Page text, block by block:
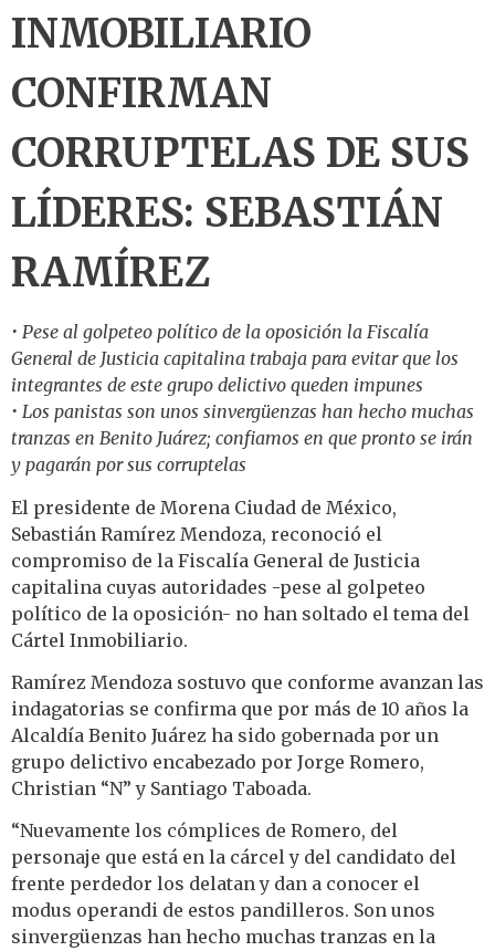
INMOBILIARIO
CONFIRMAN
CORRUPTELAS DE SUS
LÍDERES: SEBASTIÁN
RAMÍREZ
• Pese al golpeteo político de la oposición la Fiscalía
General de Justicia capitalina trabaja para evitar que los
integrantes de este grupo delictivo queden impunes
• Los panistas son unos sinvergüenzas han hecho muchas
tranzas en Benito Juárez; confiamos en que pronto se irán
y pagarán por sus corruptelas
El presidente de Morena Ciudad de México,
Sebastián Ramírez Mendoza, reconoció el
compromiso de la Fiscalía General de Justicia
capitalina cuyas autoridades -pese al golpeteo
político de la oposición- no han soltado el tema del
Cártel Inmobiliario.
Ramírez Mendoza sostuvo que conforme avanzan las
indagatorias se confirma que por más de 10 años la
Alcaldía Benito Juárez ha sido gobernada por un
grupo delictivo encabezado por Jorge Romero,
Christian “N” y Santiago Taboada.
“Nuevamente los cómplices de Romero, del
personaje que está en la cárcel y del candidato del
frente perdedor los delatan y dan a conocer el
modus operandi de estos pandilleros. Son unos
sinvergüenzas han hecho muchas tranzas en la